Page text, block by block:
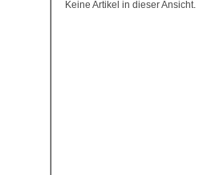
Keine Artikel in dieser Ansicht.